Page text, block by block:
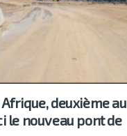
deuxième au
le nouveau pont de